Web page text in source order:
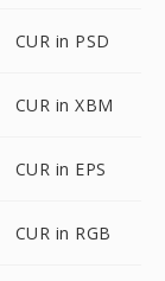
CUR in PSD
CUR in XBM
CUR in EPS
CUR in RGB